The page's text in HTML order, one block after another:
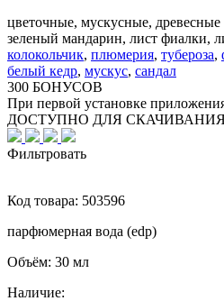
цветочные, мускусные, древесные
зеленый мандарин, лист фиалки,
колокольчик, плюмерия, тубероза,
белый кедр, мускус, сандал
300 БОНУСОВ
При первой установке
ДОСТУПНО ДЛЯ
Фильтровать
Код товара: 503596
парфюмерная вода (edp)
Объём: 30 мл
Наличие: